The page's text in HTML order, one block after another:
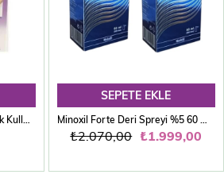
SEPETE EKLE
₺1.999,00
₺2.070,00